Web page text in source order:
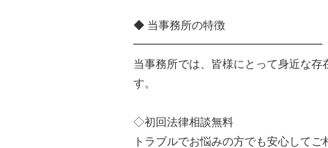
◆ 当事務所の特徴
━━━━━━━━━━━━━━━━━
当事務所では、皆様にとって身近な存
す。
◇初回法律相談無料
トラブルでお悩みの方でも安心してご